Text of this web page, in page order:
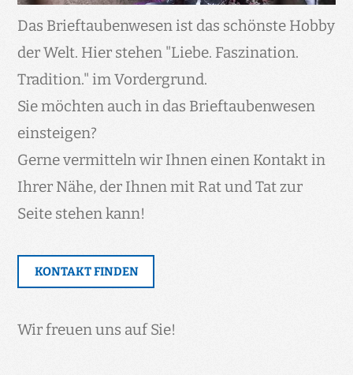
Das Brieftaubenwesen ist das schönste Hobby
der Welt. Hier stehen "Liebe. Faszination.
Tradition." im Vordergrund.
Sie möchten auch in das Brieftaubenwesen
einsteigen?
Gerne vermitteln wir Ihnen einen Kontakt in
Ihrer Nähe, der Ihnen mit Rat und Tat zur
Seite stehen kann!
KONTAKT FINDEN
Wir freuen uns auf Sie!